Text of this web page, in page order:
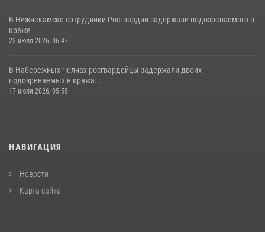
В Нижнекамске сотрудники Росгвардии задержали подозреваемого в
краже
23 июля 2026, 06:47
В Набережных Челнах росгвардейцы задержали двоих
подозреваемых в кража...
17 июля 2026, 05:55
НАВИГАЦИЯ
Новости
Карта сайта